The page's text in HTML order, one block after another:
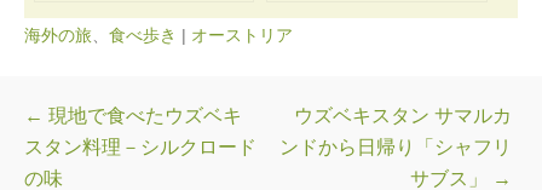
海外の旅 食べ歩き | オーストリア
投稿ナビゲーション
← 現地で食べたウズベキ
スタン料理－シルクロード
の味
ウズベキスタン サマルカ
ンドから日帰り「シャフリ
サブス」
→